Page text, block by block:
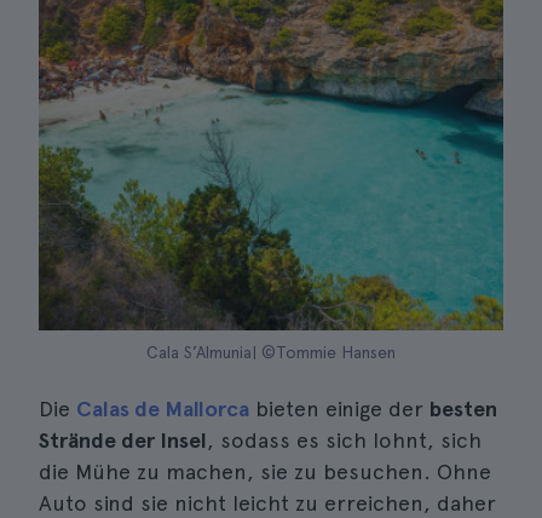
Cala S’Almunia| ©Tommie Hansen
Die Calas de Mallorca bieten einige der besten
Strände der Insel, sodass es sich lohnt, sich
die Mühe zu machen, sie zu besuchen. Ohne
Auto sind sie nicht leicht zu erreichen, daher